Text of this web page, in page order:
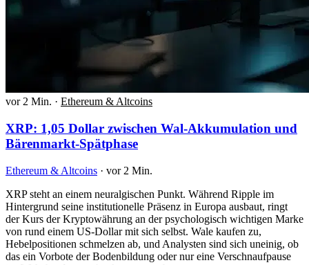
vor 2 Min. · Ethereum & Altcoins
XRP: 1,05 Dollar zwischen Wal-Akkumulation und
Bärenmarkt-Spätphase
Ethereum & Altcoins · vor 2 Min.
XRP steht an einem neuralgischen Punkt. Während Ripple im
Hintergrund seine institutionelle Präsenz in Europa ausbaut, ringt
der Kurs der Kryptowährung an der psychologisch wichtigen Marke
von rund einem US-Dollar mit sich selbst. Wale kaufen zu,
Hebelpositionen schmelzen ab, und Analysten sind sich uneinig, ob
das ein Vorbote der Bodenbildung oder nur eine Verschnaufpause